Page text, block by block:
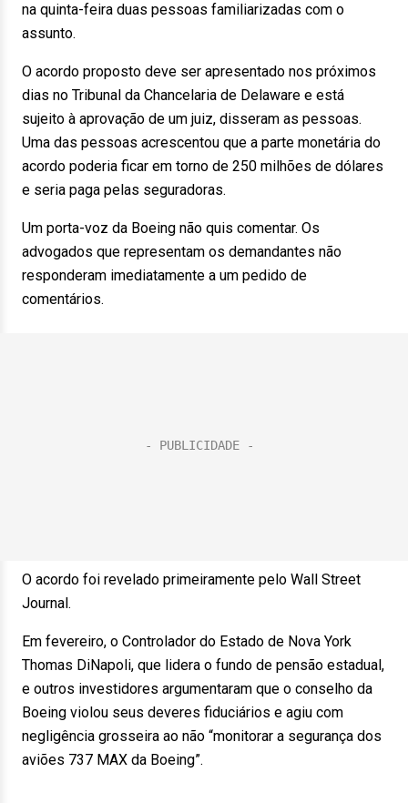
na quinta-feira duas pessoas familiarizadas com o
assunto.
O acordo proposto deve ser apresentado nos próximos
dias no Tribunal da Chancelaria de Delaware e está
sujeito à aprovação de um juiz, disseram as pessoas.
Uma das pessoas acrescentou que a parte monetária do
acordo poderia ficar em torno de 250 milhões de dólares
e seria paga pelas seguradoras.
Um porta-voz da Boeing não quis comentar. Os
advogados que representam os demandantes não
responderam imediatamente a um pedido de
comentários.
O acordo foi revelado primeiramente pelo Wall Street
Journal.
Em fevereiro, o Controlador do Estado de Nova York
Thomas DiNapoli, que lidera o fundo de pensão estadual,
e outros investidores argumentaram que o conselho da
Boeing violou seus deveres fiduciários e agiu com
negligência grosseira ao não “monitorar a segurança dos
aviões 737 MAX da Boeing”.